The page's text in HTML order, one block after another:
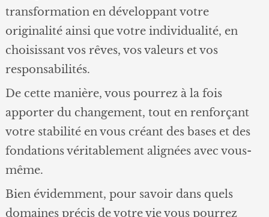
transformation en développant votre
originalité ainsi que votre individualité, en
choisissant vos rêves, vos valeurs et vos
responsabilités.
De cette manière, vous pourrez à la fois
apporter du changement, tout en renforçant
votre stabilité en vous créant des bases et des
fondations véritablement alignées avec vous-
même.
Bien évidemment, pour savoir dans quels
domaines précis de votre vie vous pourrez